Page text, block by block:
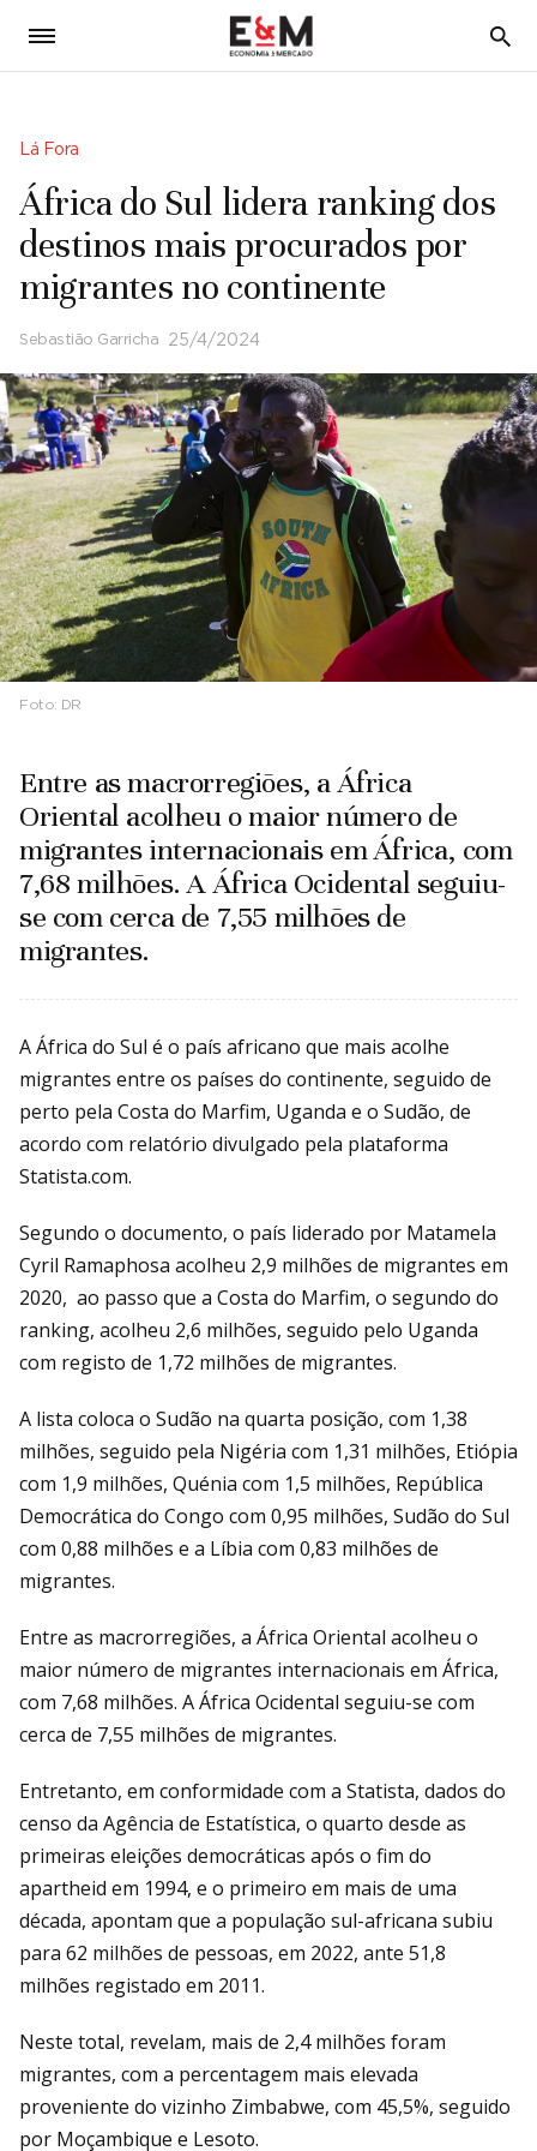
5
Lá Fora
África do Sul lidera ranking dos
destinos mais procurados por
migrantes no continente
Sebastião Garricha 25/4/2024
Foto: DR
Entre as macrorregiões, a África
Oriental acolheu o maior número de
migrantes internacionais em África, com
7,68 milhões. A África Ocidental seguiu-
se com cerca de 7,55 milhões de
migrantes.
A África do Sul é o país africano que mais acolhe
migrantes entre os países do continente, seguido de
perto pela Costa do Marfim, Uganda e o Sudão, de
acordo com relatório divulgado pela plataforma
Statista.com.
Segundo o documento, o país liderado por Matamela
Cyril Ramaphosa acolheu 2,9 milhões de migrantes em
2020, ao passo que a Costa do Marfim, o segundo do
ranking, acolheu 2,6 milhões, seguido pelo Uganda
com registo de 1,72 milhões de migrantes.
A lista coloca o Sudão na quarta posição, com 1,38
milhões, seguido pela Nigéria com 1,31 milhões, Etiópia
com 1,9 milhões, Quénia com 1,5 milhões, República
Democrática do Congo com 0,95 milhões, Sudão do Sul
com 0,88 milhões e a Líbia com 0,83 milhões de
migrantes.
Entre as macrorregiões, a África Oriental acolheu o
maior número de migrantes internacionais em África,
com 7,68 milhões. A África Ocidental seguiu-se com
cerca de 7,55 milhões de migrantes.
Entretanto, em conformidade com a Statista, dados do
censo da Agência de Estatística, o quarto desde as
primeiras eleições democráticas após o fim do
apartheid em 1994, e o primeiro em mais de uma
década, apontam que a população sul-africana subiu
para 62 milhões de pessoas, em 2022, ante 51,8
milhões registado em 2011.
Neste total, revelam, mais de 2,4 milhões foram
migrantes, com a percentagem mais elevada
proveniente do vizinho Zimbabwe, com 45,5%, seguido
por Moçambique e Lesoto.